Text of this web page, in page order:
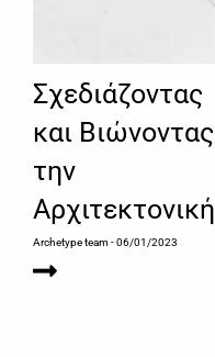
Σχεδιάζοντας
και Βιώνοντας
την
Αρχιτεκτονική
Archetype team- 06/01/2023